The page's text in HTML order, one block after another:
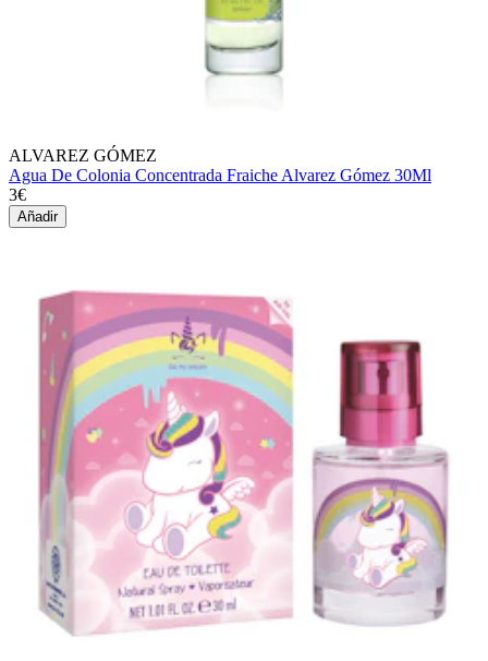
ALVAREZ GÓMEZ
Agua De Colonia Concentrada Fraiche Alvarez Gómez 30Ml
3€
Añadir